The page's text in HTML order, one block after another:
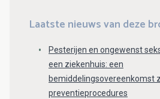
Laatste nieuws van deze
Pesterijen en ongewenst
een ziekenhuis: een
bemiddelingsovereenkomst
preventieprocedures